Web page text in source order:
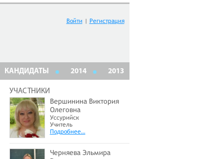
Войти | Регистрация
КАНДИДАТЫ 2014 2013
УЧАСТНИКИ
Вершинина Виктория
Олеговна
Уссурийск
Учитель
Подробнее…
Черняева Эльмира